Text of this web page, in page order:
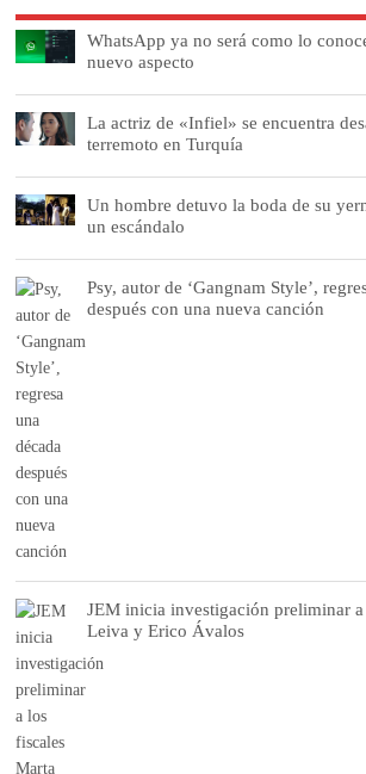
WhatsApp ya no será como lo
nuevo aspecto
La actriz de «Infiel» se encuentra
terremoto en Turquía
Un hombre detuvo la boda de su
un escándalo
Psy, autor de ‘Gangnam Style’,
después con una nueva canción
JEM inicia investigación preliminar
Leiva y Erico Ávalos